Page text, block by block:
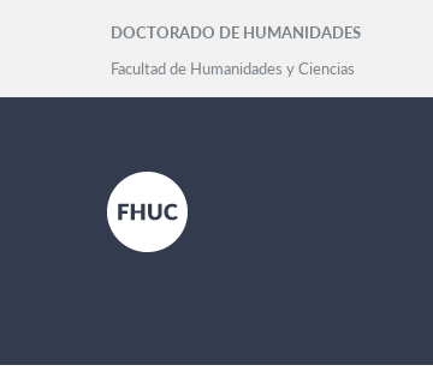
DOCTORADO DE HUMANIDADES
Facultad de Humanidades y Ciencias